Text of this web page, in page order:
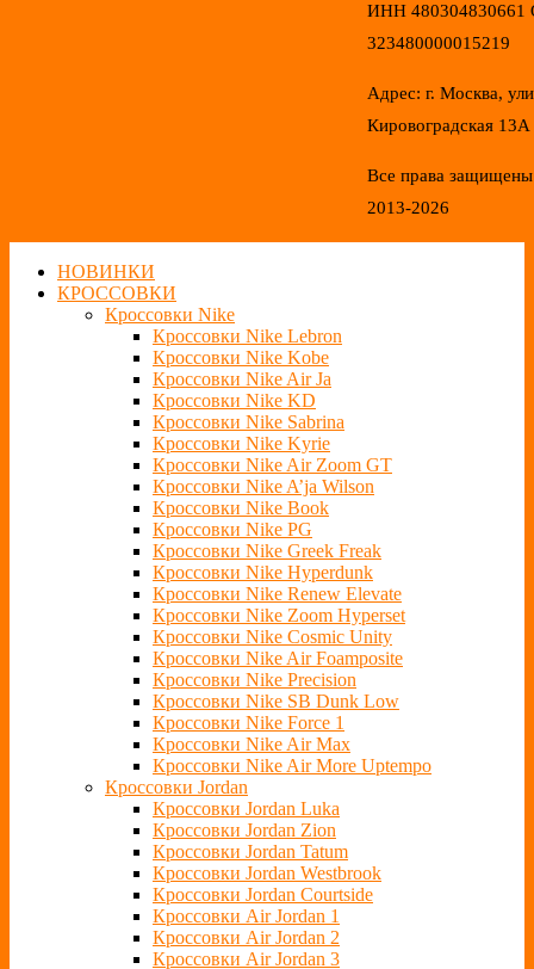
ИНН 480304830661
323480000015219
Адрес: г. Москва,
Кировоградская 13А
Все права
2013-2026
НОВИНКИ
КРОССОВКИ
Кроссовки Nike
Кроссовки Nike Lebron
Кроссовки Nike Kobe
Кроссовки Nike Air Ja
Кроссовки Nike KD
Кроссовки Nike Sabrina
Кроссовки Nike Kyrie
Кроссовки Nike Air Zoom GT
Кроссовки Nike A’ja Wilson
Кроссовки Nike Book
Кроссовки Nike PG
Кроссовки Nike Greek Freak
Кроссовки Nike Hyperdunk
Кроссовки Nike Renew Elevate
Кроссовки Nike Zoom Hyperset
Кроссовки Nike Cosmic Unity
Кроссовки Nike Air Foamposite
Кроссовки Nike Precision
Кроссовки Nike SB Dunk Low
Кроссовки Nike Force 1
Кроссовки Nike Air Max
Кроссовки Nike Air More Uptempo
Кроссовки Jordan
Кроссовки Jordan Luka
Кроссовки Jordan Zion
Кроссовки Jordan Tatum
Кроссовки Jordan Westbrook
Кроссовки Jordan Courtside
Кроссовки Air Jordan 1
Кроссовки Air Jordan 2
Кроссовки Air Jordan 3